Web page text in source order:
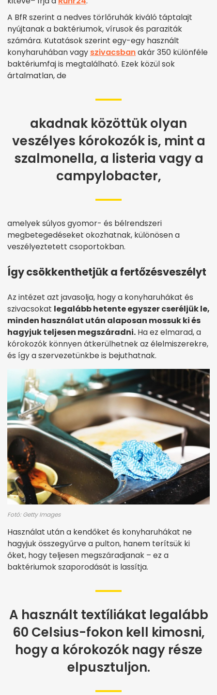
A BfR szerint a nedves törlőruhák kiváló táptalajt
nyújtanak a baktériumok, vírusok és paraziták
számára. Kutatások szerint egy-egy használt
konyharuhában vagy szivacsbanakár 350 különféle
baktériumfaj is megtalálható. Ezek közül sok
ártalmatlan, de
akadnak közöttük olyan
veszélyes kórokozók is, mint a
szalmonella, a listeria vagy a
campylobacter,
amelyek súlyos gyomor- és bélrendszeri
megbetegedéseket okozhatnak, különösen a
veszélyeztetett csoportokban.
Így csökkenthetjük a fertőzésveszélyt
Az intézet azt javasolja, hogy a konyharuhákat és
szivacsokat legalább hetente egyszer cseréljük le,
minden használat után alaposan mossuk ki és
hagyjuk teljesen megszáradni. Ha ez elmarad, a
kórokozók könnyen átkerülhetnek az élelmiszerekre,
és így a szervezetünkbe is bejuthatnak.
Fotó: Getty Images
Használat után a kendőket és konyharuhákat ne
hagyjuk összegyűrve a pulton, hanem terítsük ki
őket, hogy teljesen megszáradjanak – ez a
baktériumok szaporodását is lassítja.
A használt textíliákat legalább
60 Celsius-fokon kell kimosni,
hogy a kórokozók nagy része
elpusztuljon.